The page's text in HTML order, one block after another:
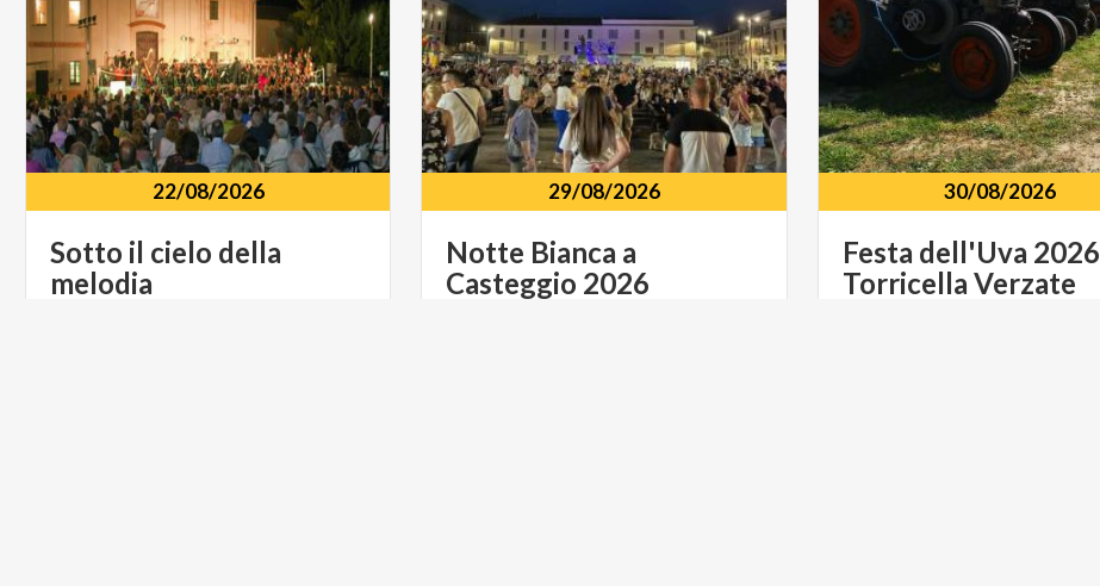
22/08/2026
Sotto il cielo della
melodia
29/08/2026
Notte Bianca a
Casteggio 2026
30/08/2026
Festa dell'Uva 2026
Torricella Verzate